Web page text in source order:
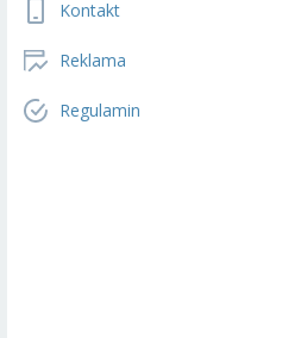
Kontakt
Reklama
Regulamin